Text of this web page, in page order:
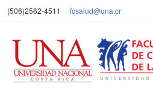
(506)2562-4511 fcsalud@una.cr